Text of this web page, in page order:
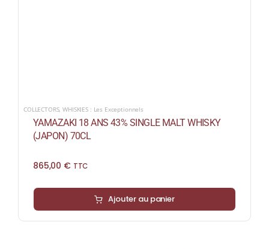
COLLECTORS,WHISKIES : Les Exceptionnels
YAMAZAKI 18 ANS 43% SINGLE MALT WHISKY
(JAPON) 70CL
865,00 € TTC
Ajouter au panier